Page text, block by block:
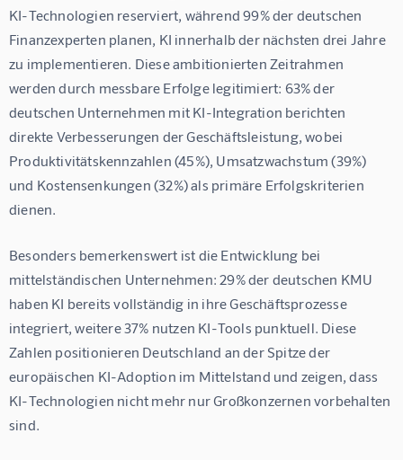
KI-Technologien reserviert, während 99% der deutschen
Finanzexperten planen, KI innerhalb der nächsten drei Jahre
zu implementieren. Diese ambitionierten Zeitrahmen
werden durch messbare Erfolge legitimiert: 63% der
deutschen Unternehmen mit KI-Integration berichten
direkte Verbesserungen der Geschäftsleistung, wobei
Produktivitätskennzahlen (45%), Umsatzwachstum (39%)
und Kostensenkungen (32%) als primäre Erfolgskriterien
dienen.
Besonders bemerkenswert ist die Entwicklung bei
mittelständischen Unternehmen: 29% der deutschen KMU
haben KI bereits vollständig in ihre Geschäftsprozesse
integriert, weitere 37% nutzen KI-Tools punktuell. Diese
Zahlen positionieren Deutschland an der Spitze der
europäischen KI-Adoption im Mittelstand und zeigen, dass
KI-Technologien nicht mehr nur Großkonzernen vorbehalten
sind.